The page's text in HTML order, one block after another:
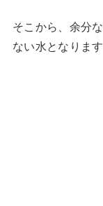
そこから、余分
ない水となり